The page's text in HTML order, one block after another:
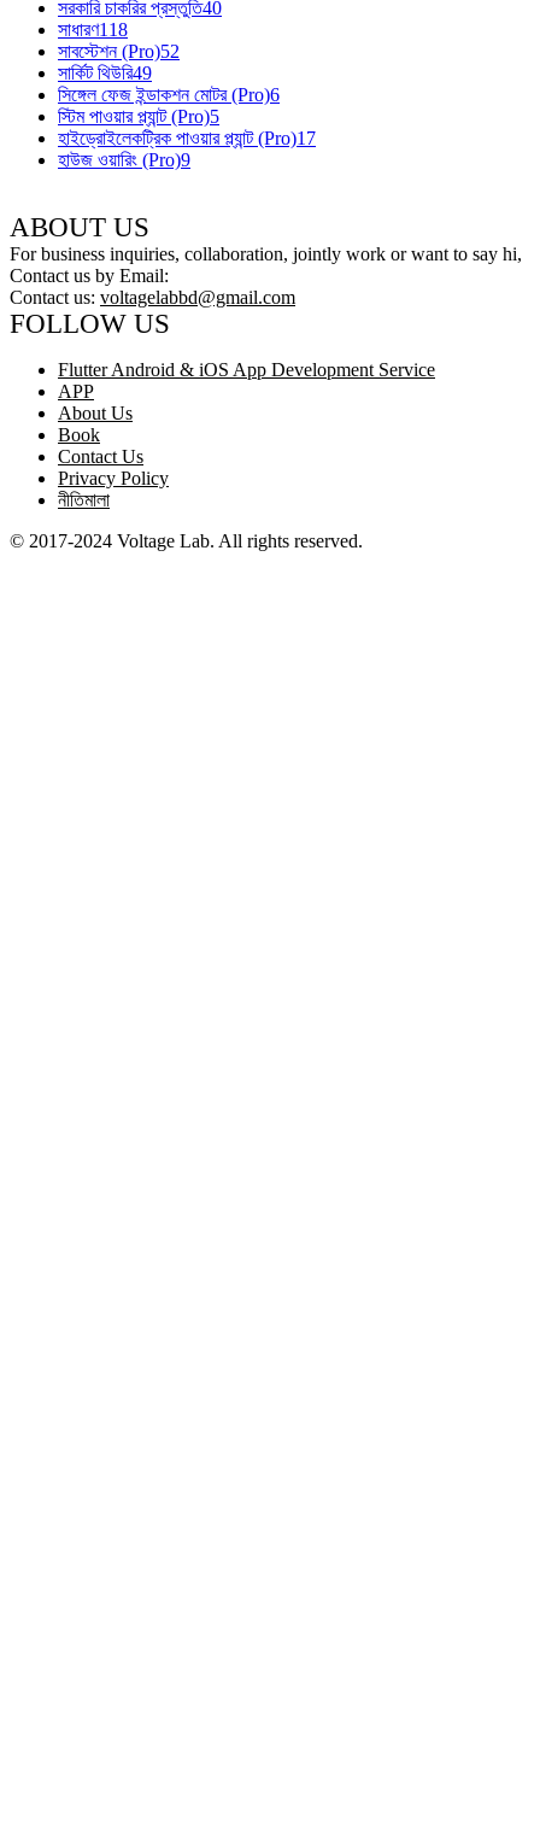
সরকারি চাকরির প্রস্তুতি40
সাধারণ118
সাবস্টেশন (Pro)52
সার্কিট থিউরি49
সিঙ্গেল ফেজ ইন্ডাকশন মোটর (Pro)6
স্টিম পাওয়ার প্ল্যান্ট (Pro)5
হাইড্রোইলেকট্রিক পাওয়ার প্ল্যান্ট (Pro)17
হাউজ ওয়ারিং (Pro)9
ABOUT US
For business inquiries, collaboration, jointly work or want to say hi,
Contact us by Email:
Contact us: voltagelabbd@gmail.com
FOLLOW US
Flutter Android & iOS App Development Service
APP
About Us
Book
Contact Us
Privacy Policy
নীতিমালা
© 2017-2024 Voltage Lab. All rights reserved.